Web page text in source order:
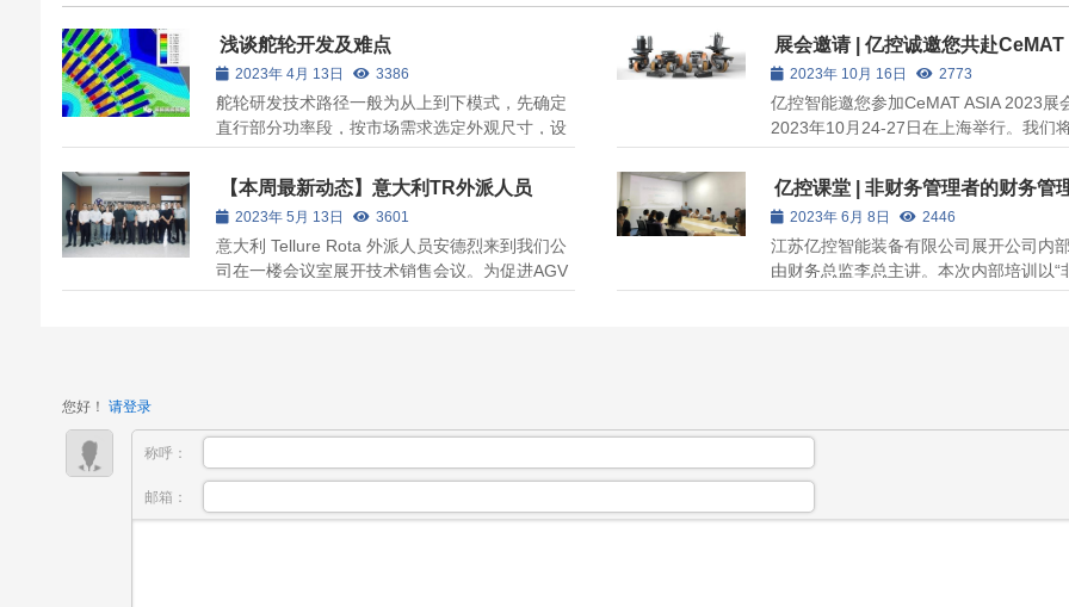
浅谈舵轮开发及难点
2023年 4月 13日 3386
舵轮研发技术路径一般为从上到下模式，先确定
直行部分功率段，按市场需求选定外观尺寸，设
定功率密度，根据运行工作制、运行工况和预计
应用车型计算配套转向电机功率。在每个型号限
定的尺寸范围之内，进行电机的类型确定和参数
设计，考虑不同的电机类型效率、精度、...
展会邀请 | 亿控诚邀您共赴CeMAT
2023年 10月 16日 2773
亿控智能邀您参加CeMAT ASIA 2023展
2023年10月24-27日在上海举行。我们
新的物流与制造技术，包括CFR舵轮、
轮、驱动器、脚轮和AGV核心零部件。
讨论高端制造和物流挑战的机会，期待
探讨创新技术。展位：N1馆C1-1。
【本周最新动态】意大利TR外派人员
Andrea来我司展开技术销售会议
2023年 5月 13日 3601
意大利 Tellure Rota 外派人员安德烈来到我们公
司在一楼会议室展开技术销售会议。为促进AGV
产业的技术交流，提升销售人员TR脚轮的相关知
亿控课堂 | 非财务管理者的财务管
2023年 6月 8日 2446
江苏亿控智能装备有限公司展开公司内
由财务总监李总主讲。本次内部培训以“
理者的财务管理”为主题，从何为财务管
您好！ 请登录
称呼：
邮箱：